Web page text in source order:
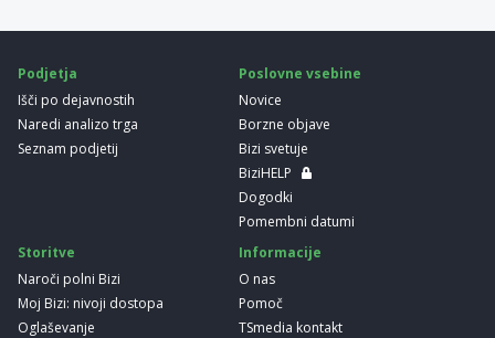
Podjetja
Išči po dejavnostih
Naredi analizo trga
Seznam podjetij
Poslovne vsebine
Novice
Borzne objave
Bizi svetuje
BiziHELP
Dogodki
Pomembni datumi
Storitve
Naroči polni Bizi
Moj Bizi: nivoji dostopa
Oglaševanje
Informacije
O nas
Pomoč
TSmedia kontakt